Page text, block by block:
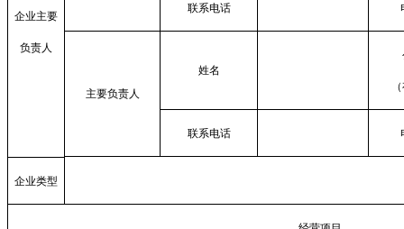
企业主要
负责人
联系电话
主要负责人
姓名
联系电话
企业类型